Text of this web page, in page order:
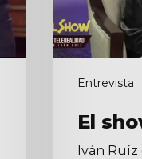
Entrevista
El
Iván Ruíz